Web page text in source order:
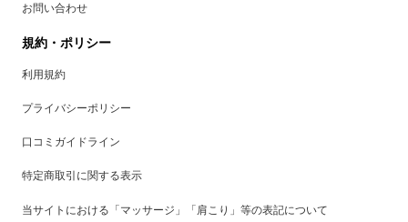
お問い合わせ
規約・ポリシー
利用規約
プライバシーポリシー
口コミガイドライン
特定商取引に関する表示
当サイトにおける「マッサージ」「肩こり」等の表記について